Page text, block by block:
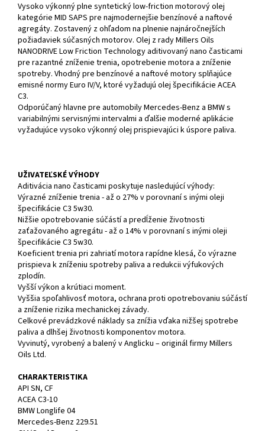
Vysoko výkonný plne syntetický low-friction motorový olej
kategórie MID SAPS pre najmodernejšie benzínové a naftové
agregáty. Zostavený z ohľadom na plnenie najnáročnejších
požiadaviek súčasných motorov. Olej z rady Millers Oils
NANODRIVE Low Friction Technology aditivovaný nano časticami
pre razantné zníženie trenia, opotrebenie motora a zníženie
spotreby. Vhodný pre benzínové a naftové motory splňajúce
emisné normy Euro IV/V, ktoré vyžadujú olej špecifikácie ACEA
C3.
Odporúčaný hlavne pre automobily Mercedes-Benz a BMW s
variabilnými servisnými intervalmi a ďalšie moderné aplikácie
vyžadujúce vysoko výkonný olej prispievajúci k úspore paliva.
UŽIVATEĽSKÉ VÝHODY
Aditivácia nano časticami poskytuje nasledujúcí výhody:
Výrazné zníženie trenia - až o 27% v porovnaní s inými oleji
špecifikácie C3 5w30.
Nižšie opotrebovanie súčástí a predĺženie životnosti
zaťažovaného agregátu - až o 14% v porovnaní s inými oleji
špecifikácie C3 5w30.
Koeficient trenia pri zahriatí motora rapídne klesá, čo výrazne
prispieva k zníženiu spotreby paliva a redukcii výfukových
zplodín.
Vyšší výkon a krútiaci moment.
Vyššia spoľahlivosť motora, ochrana proti opotrebovaniu súčástí
a zníženie rizika mechanickej závady.
Celkové prevádzkové náklady sa znížia vďaka nižšej spotrebe
paliva a dlhšej životnosti komponentov motora.
Vyvinutý, vyrobený a balený v Anglicku – originál firmy Millers
Oils Ltd.
CHARAKTERISTIKA
API SN, CF
ACEA C3-10
BMW Longlife 04
Mercedes-Benz 229.51